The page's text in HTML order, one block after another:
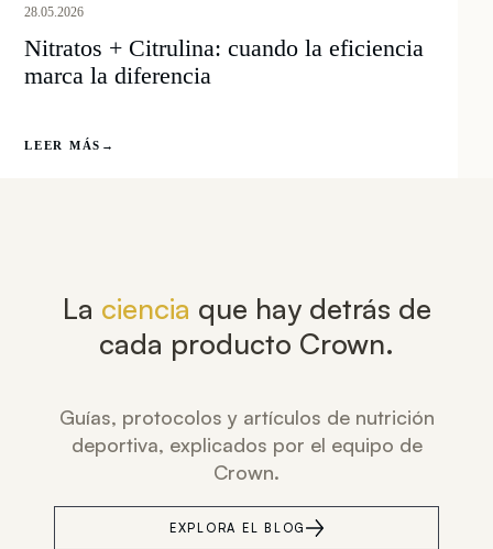
28.05.2026
Nitratos + Citrulina: cuando la eficiencia
marca la diferencia
LEER MÁS →
La ciencia que hay detrás de
cada producto Crown.
Guías, protocolos y artículos de nutrición
deportiva, explicados por el equipo de
Crown.
EXPLORA EL BLOG